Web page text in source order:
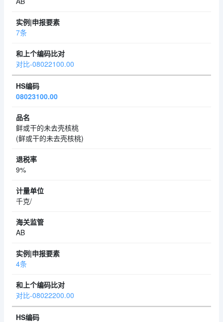
7条
对比-08022100.00
08023100.00
鲜或干的未去壳核桃
(鲜或干的未去壳核桃)
9%
千克/
AB
4条
对比-08022200.00